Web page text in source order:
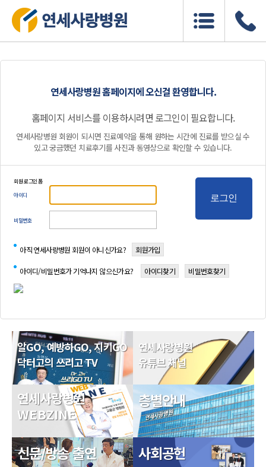
연세사랑병원 홈페이지에 오신걸 환영합니다.
홈페이지 서비스를 이용하시려면 로그인이 필요합니다.
연세사랑병원 회원이 되시면 진료예약을 통해 원하는 시간에 진료를 받으실 수
있고 궁금했던 치료후기를 사진과 동영상으로 확인할 수 있습니다.
회원 로그인 폼
아이디
비밀번호
로그인
아직 연세사랑병원 회원이 아니신가요? 회원가입
아이디/비밀번호가 기억나지 않으신가요? 아이디찾기 비밀번호찾기
알GO, 예방하GO, 지키GO
닥터고의 쓰리고 TV
연세사랑병원
유튜브 채널
연세사랑병원
WEBZINE
신문/방송 출연
층별안내
사회공헌